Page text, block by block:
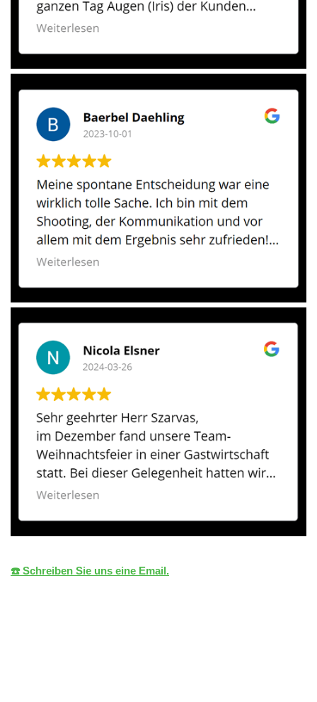
☎️ Schreiben Sie uns eine Email.